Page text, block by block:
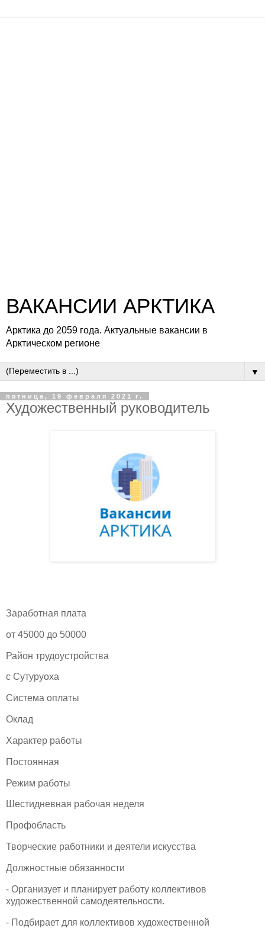
ВАКАНСИИ АРКТИКА
Арктика до 2059 года. Актуальные вакансии в
Арктическом регионе
▼
пятница, 19 февраля 2021 г.
Художественный руководитель
Заработная плата
от 45000 до 50000
Район трудоустройства
с Сутуруоха
Система оплаты
Оклад
Характер работы
Постоянная
Режим работы
Шестидневная рабочая неделя
Профобласть
Творческие работники и деятели искусства
Должностные обязанности
- Организует и планирует работу коллективов
художественной самодеятельности.
- Подбирает для коллективов художественной